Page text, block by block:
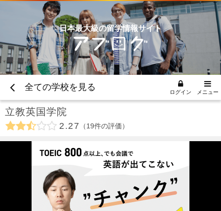
日本最大級の留学情報サイト
全ての学校を見る ログイン メニュー
立教英国学院
2.27 19件の評価